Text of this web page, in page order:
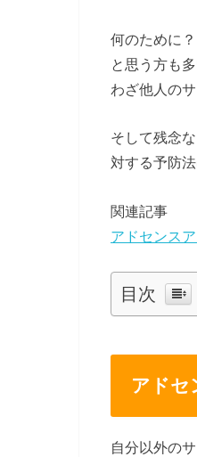
何のために？
と思う方も
わざ他人の
そして残念
対する予防
関連記事
アドセンス
目次
アドセ
自分以外の